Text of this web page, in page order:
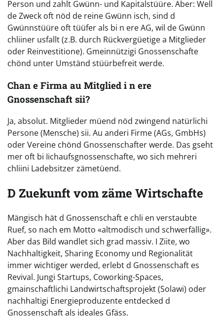
Person und zahlt Gwünn- und Kapitalstüüre. Aber: Well
de Zweck oft nöd de reine Gwünn isch, sind d
Gwünnstüüre oft tüüfer als bi n ere AG, wil de Gwünn
chliiner usfallt (z.B. durch Rückvergüetige a Mitglieder
oder Reinvestitione). Gmeinnützigi Gnossenschafte
chönd unter Umständ stüürbefreit werde.
Chan e Firma au Mitglied i n ere
Gnossenschaft sii?
Ja, absolut. Mitglieder müend nöd zwingend natürlichi
Persone (Mensche) sii. Au anderi Firme (AGs, GmbHs)
oder Vereine chönd Gnossenschafter werde. Das gseht
mer oft bi Iichaufsgnossenschafte, wo sich mehreri
chliini Ladebsitzer zämetüend.
D Zuekunft vom zäme Wirtschafte
Mängisch hät d Gnossenschaft e chli en verstaubte
Ruef, so nach em Motto «altmodisch und schwerfällig».
Aber das Bild wandlet sich grad massiv. I Ziite, wo
Nachhaltigkeit, Sharing Economy und Regionalität
immer wichtiger werded, erlebt d Gnossenschaft es
Revival. Jungi Startups, Coworking-Spaces,
gmainschaftlichi Landwirtschaftsprojekt (Solawi) oder
nachhaltigi Energieproduzente entdecked d
Gnossenschaft als ideales Gfäss.